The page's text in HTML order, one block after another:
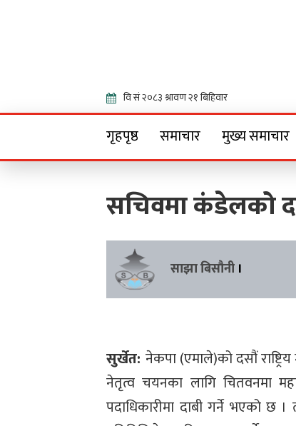
गृहपृष्ठ समाचार मुख्य समाचार
सचिवमा कंडेलको
साझा बिसौनी ।
सुर्खेत: नेकपा (एमाले)को दसौं
नेतृत्व चयनका लागि चितवनमा
पदाधिकारीमा दाबी गर्ने भएको छ